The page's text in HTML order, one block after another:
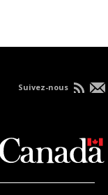
Suivez-nous